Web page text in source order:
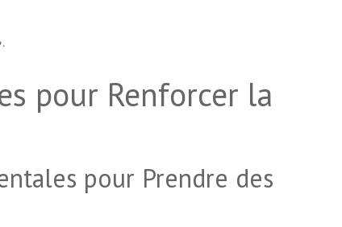
pour Renforcer la
pour Prendre des